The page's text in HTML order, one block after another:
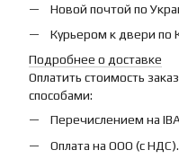
Новой почтой по
Курьером к двери по
Подробнее о доставке
Оплатить стоимость
способами:
Перечислением на
Оплата на ООО (с НДС).